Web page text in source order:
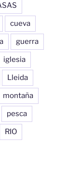
cueva
guerra
iglesia
Lleida
montaña
pesca
RIO